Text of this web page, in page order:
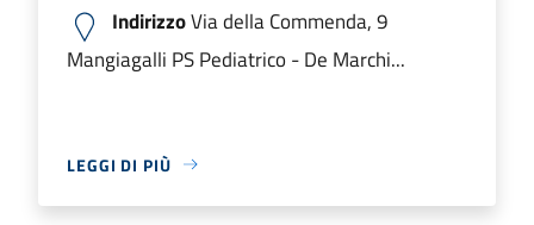
IndirizzoVia della Commenda, 9
Mangiagalli PS Pediatrico - De Marchi...
LEGGI DI PIÙ